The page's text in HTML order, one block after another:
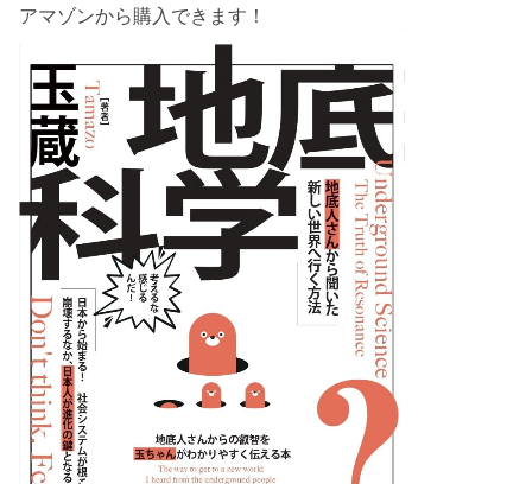
アマゾンから購入できます！